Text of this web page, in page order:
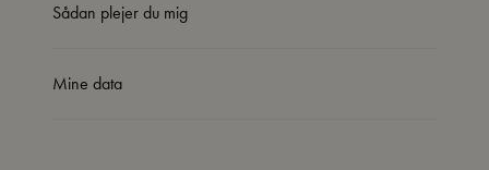
Sådan plejer du mig
Mine data